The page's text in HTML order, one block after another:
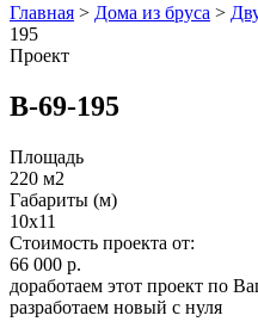
Главная > Дома из бруса >
195
Проект
В-69-195
Площадь
220 м2
Габариты (м)
10x11
Стоимость проекта от:
66 000 р.
доработаем этот проект по
разработаем новый с нуля